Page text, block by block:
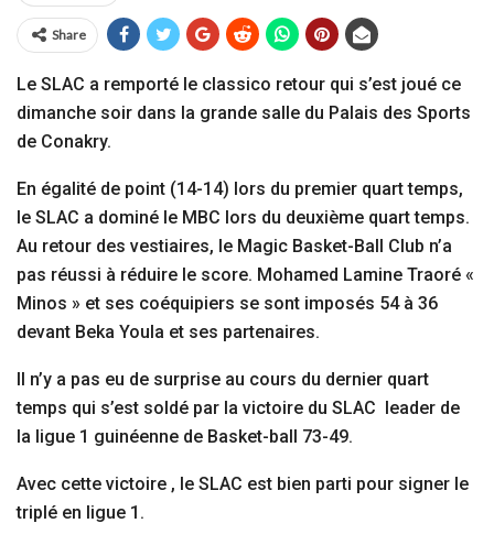
Share
Le SLAC a remporté le classico retour qui s’est joué ce
dimanche soir dans la grande salle du Palais des Sports
de Conakry.
En égalité de point (14-14) lors du premier quart temps,
le SLAC a dominé le MBC lors du deuxième quart temps.
Au retour des vestiaires, le Magic Basket-Ball Club n’a
pas réussi à réduire le score. Mohamed Lamine Traoré «
Minos » et ses coéquipiers se sont imposés 54 à 36
devant Beka Youla et ses partenaires.
Il n’y a pas eu de surprise au cours du dernier quart
temps qui s’est soldé par la victoire du SLAC leader de
la ligue 1 guinéenne de Basket-ball 73-49.
Avec cette victoire , le SLAC est bien parti pour signer le
triplé en ligue 1.